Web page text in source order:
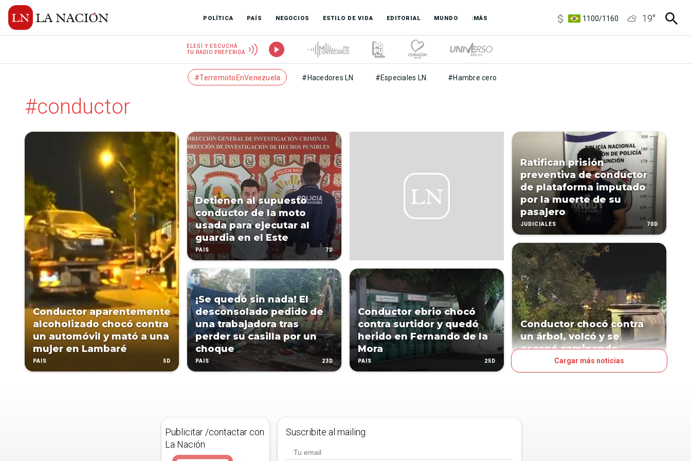
POLÍTICA PAÍS NEGOCIOS ESTILO DE VIDA EDITORIAL MUNDO :MÁS
1100/1160
19°
ELEGÍ Y ESCUCHÁ
TU RADIO PREFERIDA
#TerremotoEnVenezuela #Hacedores LN #Especiales LN #Hambre cero
#conductor
Conductor aparentemente
alcoholizado chocó contra
un automóvil y mató a una
mujer en Lambaré
PAÍS 5D
Detienen al supuesto
conductor de la moto
usada para ejecutar al
guardia en el Este
PAÍS 7D
¡Se quedó sin nada! El
desconsolado pedido de
una trabajadora tras
perder su casilla por un
choque
PAÍS 23D
Conductor ebrio chocó
contra surtidor y quedó
herido en Fernando de la
Mora
PAÍS 25D
Ratifican prisión
preventiva de conductor
de plataforma imputado
por la muerte de su
pasajero
JUDICIALES 70D
Conductor chocó contra
un árbol, volcó y se
escapó caminando
Cargar más noticias
Publicitar /contactar con
La Nación
Suscribite al mailing.